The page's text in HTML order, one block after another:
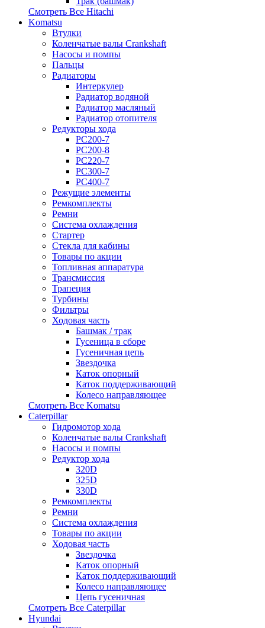
Смотреть Все Hitachi
Komatsu
Втулки
Коленчатые валы Crankshaft
Насосы и помпы
Пальцы
Радиаторы
Интеркулер
Радиатор водяной
Радиатор масляный
Радиатор отопителя
Редукторы хода
PC200-7
PC200-8
PC220-7
PC300-7
PC400-7
Режущие элементы
Ремкомплекты
Ремни
Система охлаждения
Стартер
Стекла для кабины
Товары по акции
Топливная аппаратура
Трансмиссия
Трапеция
Турбины
Фильтры
Ходовая часть
Башмак / трак
Гусеница в сборе
Гусеничная цепь
Звездочка
Каток опорный
Каток поддерживающий
Колесо направляющее
Смотреть Все Komatsu
Caterpillar
Гидромотор хода
Коленчатые валы Crankshaft
Насосы и помпы
Редуктор хода
320D
325D
330D
Ремкомплекты
Ремни
Система охлаждения
Товары по акции
Ходовая часть
Звездочка
Каток опорный
Каток поддерживающий
Колесо направляющее
Цепь гусеничная
Смотреть Все Caterpillar
Hyundai